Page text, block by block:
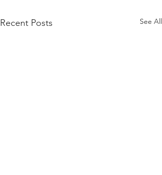
Recent Posts See All